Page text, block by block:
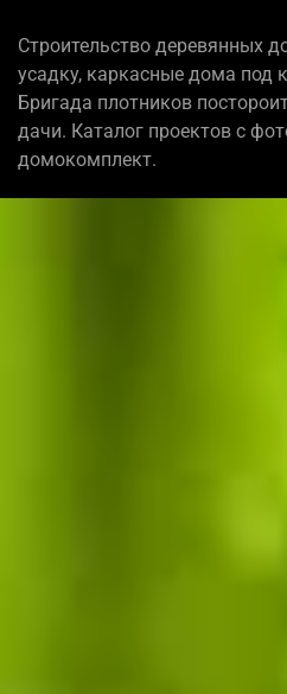
Строительство деревянных
усадку, каркасные дома под
Бригада плотников
дачи. Каталог проектов с
домокомплект.